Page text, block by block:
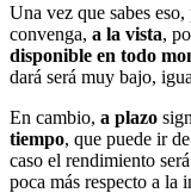
Una vez que sabes
convenga, a la vista,
disponible en todo
dará será muy bajo,
En cambio, a plazo
tiempo, que puede ir
caso el rendimiento
poca más respecto a la